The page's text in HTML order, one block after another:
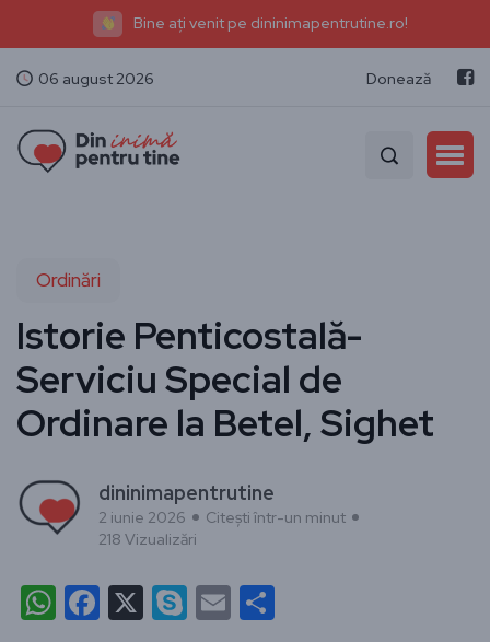
Bine ați venit pe dininimapentrutine.ro!
06 august 2026 Donează
Ordinări
Istorie Penticostală-
Serviciu Special de
Ordinare la Betel, Sighet
dininimapentrutine
2 iunie 2026
Citești într-un minut
218 Vizualizări
WhatsApp
Facebook
X Skype
Email